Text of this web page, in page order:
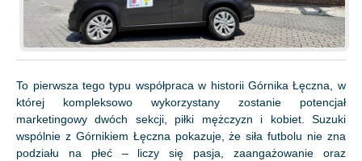
To pierwsza tego typu współpraca w historii Górnika Łęczna, w
której kompleksowo wykorzystany zostanie potencjał
marketingowy dwóch sekcji, piłki mężczyzn i kobiet. Suzuki
wspólnie z Górnikiem Łęczna pokazuje, że siła futbolu nie zna
podziału na płeć – liczy się pasja, zaangażowanie oraz